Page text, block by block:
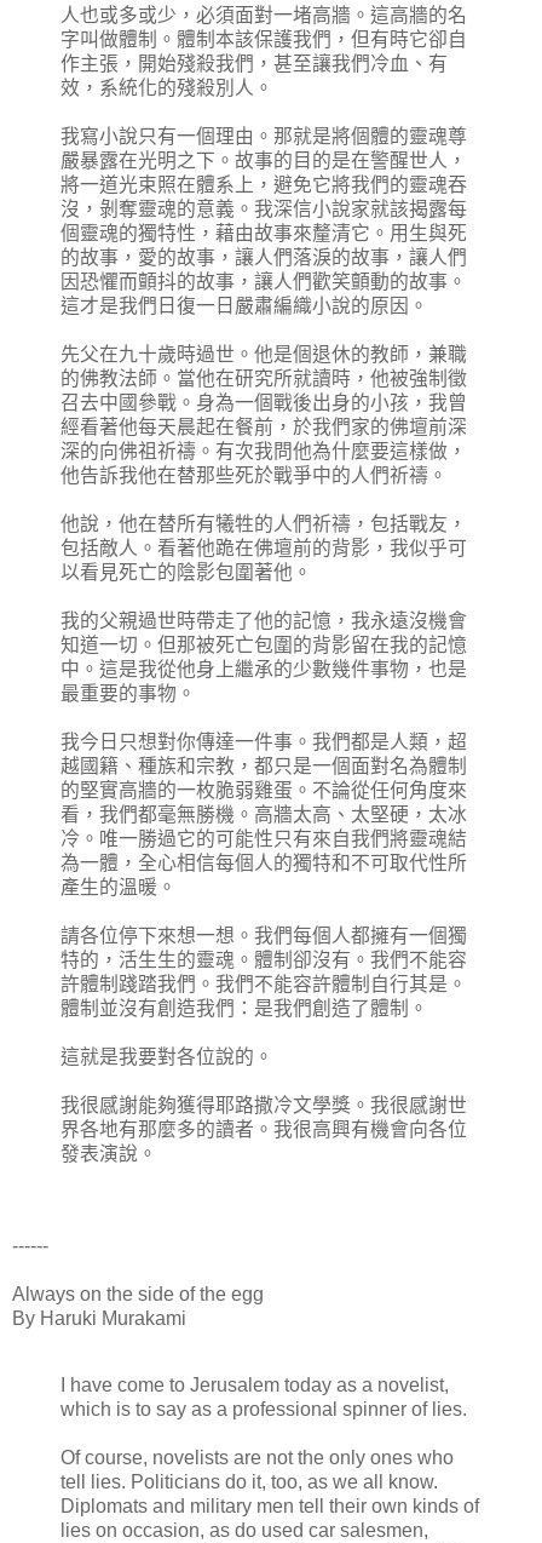
人也或多或少，必須面對一堵高牆。這高牆的名
字叫做體制。體制本該保護我們，但有時它卻自
作主張，開始殘殺我們，甚至讓我們冷血、有
效，系統化的殘殺別人。
我寫小說只有一個理由。那就是將個體的靈魂尊
嚴暴露在光明之下。故事的目的是在警醒世人，
將一道光束照在體系上，避免它將我們的靈魂吞
沒，剝奪靈魂的意義。我深信小說家就該揭露每
個靈魂的獨特性，藉由故事來釐清它。用生與死
的故事，愛的故事，讓人們落淚的故事，讓人們
因恐懼而顫抖的故事，讓人們歡笑顫動的故事。
這才是我們日復一日嚴肅編織小說的原因。
先父在九十歲時過世。他是個退休的教師，兼職
的佛教法師。當他在研究所就讀時，他被強制徵
召去中國參戰。身為一個戰後出身的小孩，我曾
經看著他每天晨起在餐前，於我們家的佛壇前深
深的向佛祖祈禱。有次我問他為什麼要這樣做，
他告訴我他在替那些死於戰爭中的人們祈禱。
他說，他在替所有犧牲的人們祈禱，包括戰友，
包括敵人。看著他跪在佛壇前的背影，我似乎可
以看見死亡的陰影包圍著他。
我的父親過世時帶走了他的記憶，我永遠沒機會
知道一切。但那被死亡包圍的背影留在我的記憶
中。這是我從他身上繼承的少數幾件事物，也是
最重要的事物。
我今日只想對你傳達一件事。我們都是人類，超
越國籍、種族和宗教，都只是一個面對名為體制
的堅實高牆的一枚脆弱雞蛋。不論從任何角度來
看，我們都毫無勝機。高牆太高、太堅硬，太冰
冷。唯一勝過它的可能性只有來自我們將靈魂結
為一體，全心相信每個人的獨特和不可取代性所
產生的溫暖。
請各位停下來想一想。我們每個人都擁有一個獨
特的，活生生的靈魂。體制卻沒有。我們不能容
許體制踐踏我們。我們不能容許體制自行其是。
體制並沒有創造我們：是我們創造了體制。
這就是我要對各位說的。
我很感謝能夠獲得耶路撒冷文學獎。我很感謝世
界各地有那麼多的讀者。我很高興有機會向各位
發表演說。
------
Always on the side of the egg
By Haruki Murakami
I have come to Jerusalem today as a novelist,
which is to say as a professional spinner of lies.
Of course, novelists are not the only ones who
tell lies. Politicians do it, too, as we all know.
Diplomats and military men tell their own kinds of
lies on occasion, as do used car salesmen,